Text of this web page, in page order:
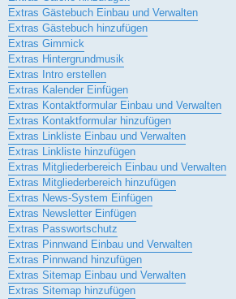
Extras Gästebuch Einbau und Verwalten
Extras Gästebuch hinzufügen
Extras Gimmick
Extras Hintergrundmusik
Extras Intro erstellen
Extras Kalender Einfügen
Extras Kontaktformular Einbau und Verwalten
Extras Kontaktformular hinzufügen
Extras Linkliste Einbau und Verwalten
Extras Linkliste hinzufügen
Extras Mitgliederbereich Einbau und Verwalten
Extras Mitgliederbereich hinzufügen
Extras News-System Einfügen
Extras Newsletter Einfügen
Extras Passwortschutz
Extras Pinnwand Einbau und Verwalten
Extras Pinnwand hinzufügen
Extras Sitemap Einbau und Verwalten
Extras Sitemap hinzufügen